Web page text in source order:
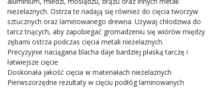
nieżelaznych. Ostrza te nadają się również do cięcia tworzyw
sztucznych oraz laminowanego drewna. Używaj chłodziwa do
tarcz tnących, aby zapobiegać gromadzeniu się wiórów między
zębami ostrza podczas cięcia metali nieżelaznych.
Precyzyjnie naciągana blacha daje bardziej płaską tarczę i
łatwiejsze cięcie
Doskonała jakość cięcia w materiałach nieżelaznych
Pierwszorzędne rezultaty w cięciu podłóg laminowanych